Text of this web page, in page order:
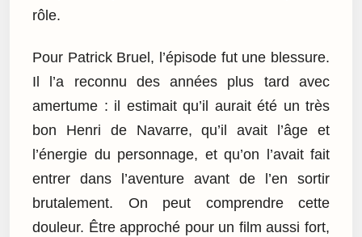
rôle.
Pour Patrick Bruel, l’épisode fut une blessure.
Il l’a reconnu des années plus tard avec
amertume : il estimait qu’il aurait été un très
bon Henri de Navarre, qu’il avait l’âge et
l’énergie du personnage, et qu’on l’avait fait
entrer dans l’aventure avant de l’en sortir
brutalement. On peut comprendre cette
douleur. Être approché pour un film aussi fort,